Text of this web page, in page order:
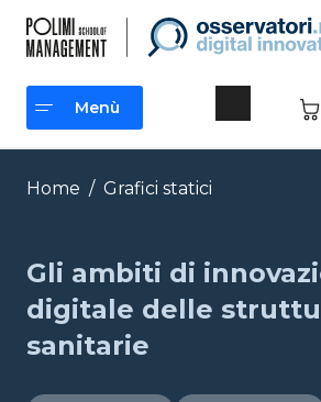
contenuto
Menù
Menù
Home / Grafici statici
Gli ambiti di
digitale delle
sanitarie